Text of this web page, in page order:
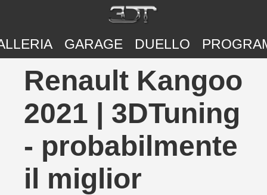
GARAGE DUELLO
Renault Kangoo
2021 | 3DTuning
- probabilmente
il miglior